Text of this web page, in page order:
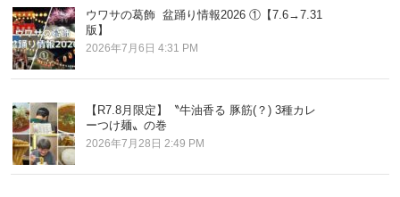
ウワサの葛飾 盆踊り情報2026 ①【7.6→7.31
版】
2026年7月6日 4:31 PM
【R7.8月限定】〝牛油香る 豚筋(？) 3種カレ
ーつけ麺〟の巻
2026年7月28日 2:49 PM